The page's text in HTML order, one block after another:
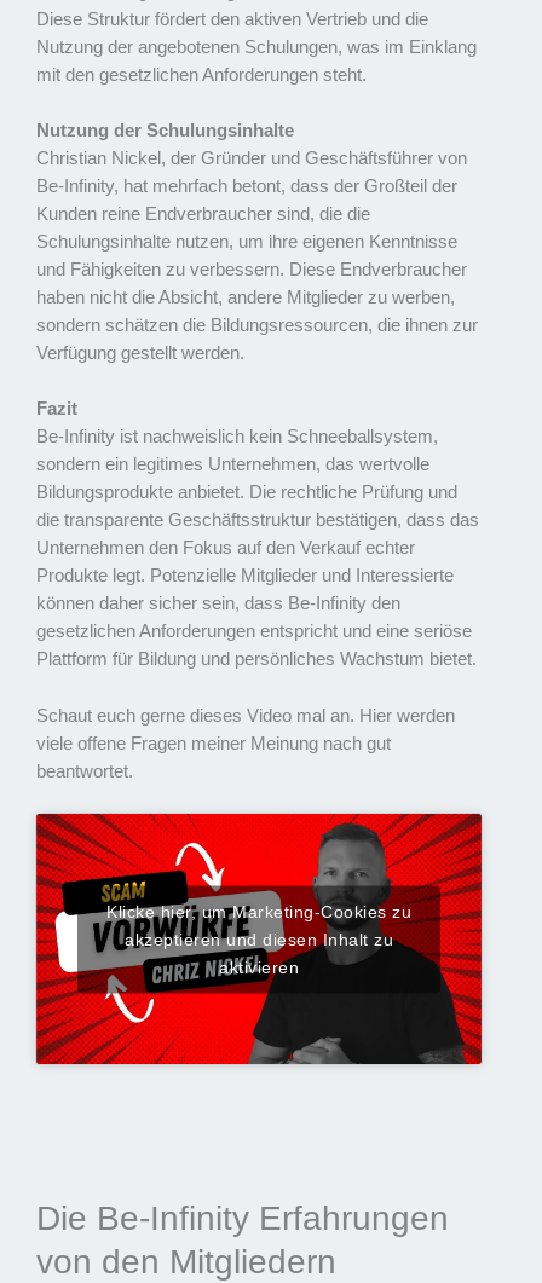
Diese Struktur fördert den aktiven Vertrieb und die
Nutzung der angebotenen Schulungen, was im Einklang
mit den gesetzlichen Anforderungen steht.
Nutzung der Schulungsinhalte
Christian Nickel, der Gründer und Geschäftsführer von
Be-Infinity, hat mehrfach betont, dass der Großteil der
Kunden reine Endverbraucher sind, die die
Schulungsinhalte nutzen, um ihre eigenen Kenntnisse
und Fähigkeiten zu verbessern. Diese Endverbraucher
haben nicht die Absicht, andere Mitglieder zu werben,
sondern schätzen die Bildungsressourcen, die ihnen zur
Verfügung gestellt werden.
Fazit
Be-Infinity ist nachweislich kein Schneeballsystem,
sondern ein legitimes Unternehmen, das wertvolle
Bildungsprodukte anbietet. Die rechtliche Prüfung und
die transparente Geschäftsstruktur bestätigen, dass das
Unternehmen den Fokus auf den Verkauf echter
Produkte legt. Potenzielle Mitglieder und Interessierte
können daher sicher sein, dass Be-Infinity den
gesetzlichen Anforderungen entspricht und eine seriöse
Plattform für Bildung und persönliches Wachstum bietet.
Schaut euch gerne dieses Video mal an. Hier werden
viele offene Fragen meiner Meinung nach gut
beantwortet.
Klicke hier, um Marketing-Cookies zu
akzeptieren und diesen Inhalt zu
aktivieren
Die Be-Infinity Erfahrungen
von den Mitgliedern